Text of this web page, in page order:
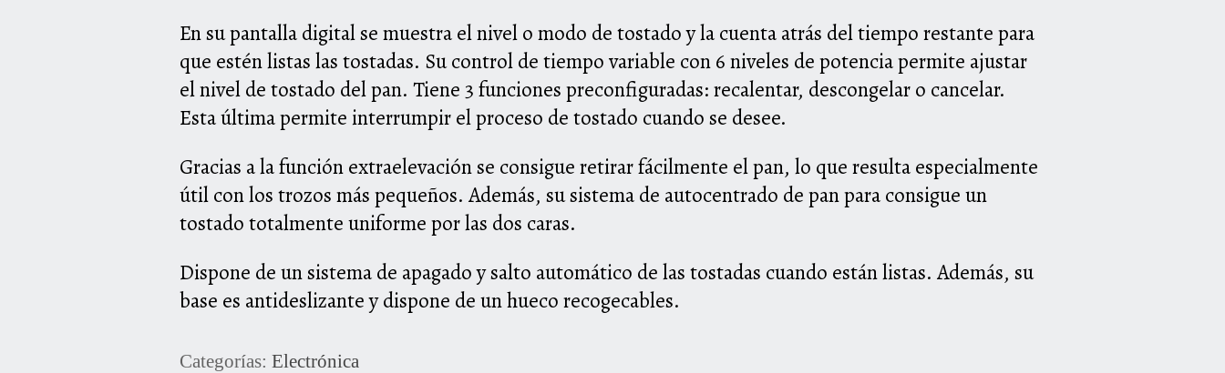
En su pantalla digital se muestra el nivel o modo de tostado y la cuenta atrás del tiempo restante para
que estén listas las tostadas. Su control de tiempo variable con 6 niveles de potencia permite ajustar
el nivel de tostado del pan. Tiene 3 funciones preconfiguradas: recalentar, descongelar o cancelar.
Esta última permite interrumpir el proceso de tostado cuando se desee.
Gracias a la función extraelevación se consigue retirar fácilmente el pan, lo que resulta especialmente
útil con los trozos más pequeños. Además, su sistema de autocentrado de pan para consigue un
tostado totalmente uniforme por las dos caras.
Dispone de un sistema de apagado y salto automático de las tostadas cuando están listas. Además, su
base es antideslizante y dispone de un hueco recogecables.
Categorías: Electrónica